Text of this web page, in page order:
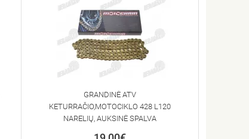
GRANDINĖ ATV
KETURRAČIO,MOTOCIKLO 428 L120
NARELIŲ, AUKSINĖ SPALVA